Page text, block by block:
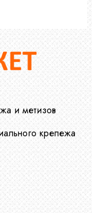
и метизов
крепежа